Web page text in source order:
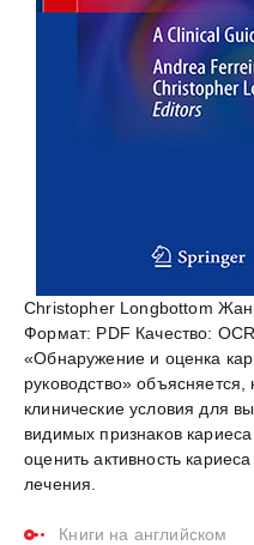
Christopher Longbottom
Формат: PDF Качество:
«Обнаружение и оценка
руководство» объясняется,
клинические условия для
видимых признаков
оценить активность
лечения.
Книги на английском